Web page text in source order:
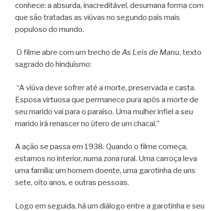
conhece: a absurda, inacreditável, desumana forma com
que são tratadas as viúvas no segundo país mais
populoso do mundo.
O filme abre com um trecho de As Leis de Manu, texto
sagrado do hinduísmo:
“A viúva deve sofrer até a morte, preservada e casta.
Esposa virtuosa que permanece pura após a morte de
seu marido vai para o paraíso. Uma mulher infiel a seu
marido irá renascer no útero de um chacal.”
A ação se passa em 1938. Quando o filme começa,
estamos no interior, numa zona rural. Uma carroça leva
uma família: um homem doente, uma garotinha de uns
sete, oito anos, e outras pessoas.
Logo em seguida, há um diálogo entre a garotinha e seu